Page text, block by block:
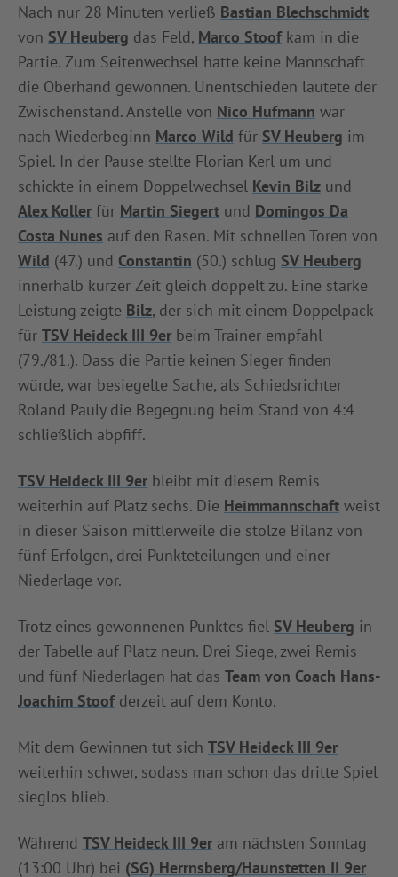
Nach nur 28 Minuten verließ Bastian Blechschmidt
von SV Heuberg das Feld, Marco Stoofkam in die
Partie. Zum Seitenwechsel hatte keine Mannschaft
die Oberhand gewonnen. Unentschieden lautete der
Zwischenstand. Anstelle von Nico Hufmann war
nach Wiederbeginn Marco Wild für SV Heuberg im
Spiel. In der Pause stellte Florian Kerl um und
schickte in einem Doppelwechsel Kevin Bilz und
Alex Koller für Martin Siegert und Domingos Da
Costa Nunes auf den Rasen. Mit schnellen Toren von
Wild (47.) und Constantin (50.) schlug SV Heuberg
innerhalb kurzer Zeit gleich doppelt zu. Eine starke
Leistung zeigte Bilz, der sich mit einem Doppelpack
für TSV Heideck III 9er beim Trainer empfahl
(79./81.). Dass die Partie keinen Sieger finden
würde, war besiegelte Sache, als Schiedsrichter
Roland Pauly die Begegnung beim Stand von 4:4
schließlich abpfiff.
TSV Heideck III 9er bleibt mit diesem Remis
weiterhin auf Platz sechs. Die Heimmannschaft weist
in dieser Saison mittlerweile die stolze Bilanz von
fünf Erfolgen, drei Punkteteilungen und einer
Niederlage vor.
Trotz eines gewonnenen Punktes fiel SV Heuberg in
der Tabelle auf Platz neun. Drei Siege, zwei Remis
und fünf Niederlagen hat das Team von Coach Hans-
Joachim Stoofderzeit auf dem Konto.
Mit dem Gewinnen tut sich TSV Heideck III 9er
weiterhin schwer, sodass man schon das dritte Spiel
sieglos blieb.
Während TSV Heideck III 9er am nächsten Sonntag
(13:00 Uhr) bei (SG) Herrnsberg/Haunstetten II 9er